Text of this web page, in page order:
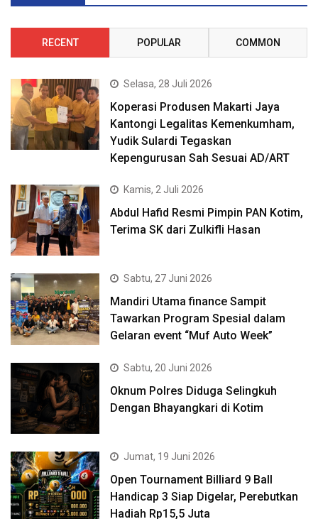
RECENT POPULAR COMMON
Selasa, 28 Juli 2026
Koperasi Produsen Makarti Jaya
Kantongi Legalitas Kemenkumham,
Yudik Sulardi Tegaskan
Kepengurusan Sah Sesuai AD/ART
Kamis, 2 Juli 2026
Abdul Hafid Resmi Pimpin PAN Kotim,
Terima SK dari Zulkifli Hasan
Sabtu, 27 Juni 2026
Mandiri Utama finance Sampit
Tawarkan Program Spesial dalam
Gelaran event “Muf Auto Week”
Sabtu, 20 Juni 2026
Oknum Polres Diduga Selingkuh
Dengan Bhayangkari di Kotim
Jumat, 19 Juni 2026
Open Tournament Billiard 9 Ball
Handicap 3 Siap Digelar, Perebutkan
Hadiah Rp15,5 Juta